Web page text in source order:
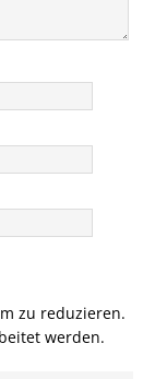
zu reduzieren.
werden.